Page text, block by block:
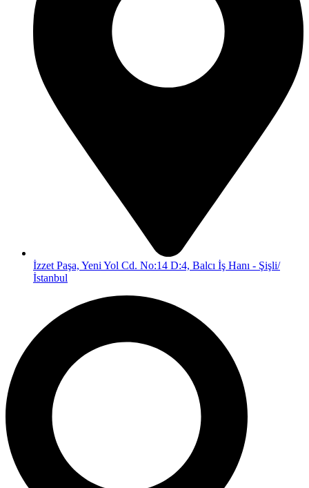
İzzet Paşa, Yeni Yol Cd. No:14 D:4, Balcı İş Hanı - Şişli/
İstanbul